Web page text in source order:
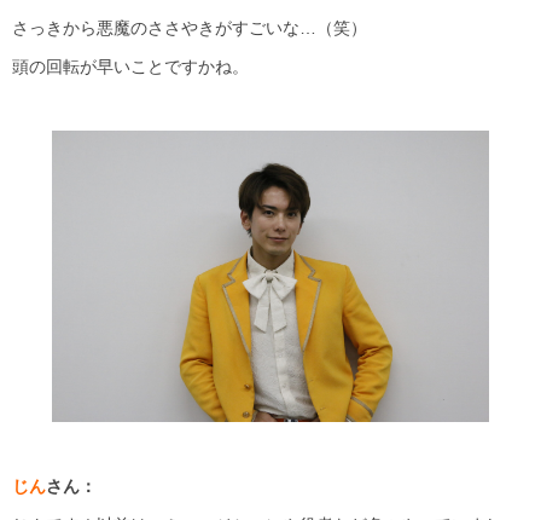
さっきから悪魔のささやきがすごいな…（笑）
頭の回転が早いことですかね。
じんさん：